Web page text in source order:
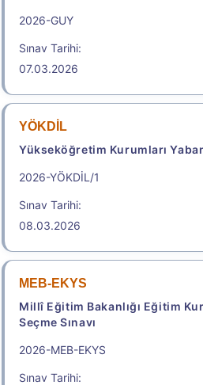
Ön Lisans Diploması
Aday İşlemleri Sistemi (AİS)
Başvuru Merkezleri
.
Başvuru Tarihi:
2.150,00
2026-GUY
Sınav Tarihi:
07.03.2026
YÖKDİL
Yükseköğretim Kurumları
2026-YÖKDİL/1
Sınav Tarihi:
08.03.2026
MEB-EKYS
Millî Eğitim Bakanlığı Eğitim
Seçme Sınavı
2026-MEB-EKYS
Sınav Tarihi: